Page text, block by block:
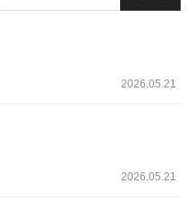
2026.05.21
2026.05.21